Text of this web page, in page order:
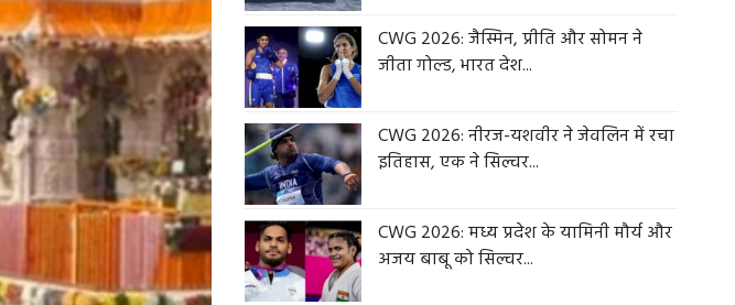
CWG 2026: जैस्मिन, प्रीति और सोमन ने
जीता गोल्ड, भारत देश...
CWG 2026: नीरज-यशवीर ने जेवलिन में रचा
इतिहास, एक ने सिल्वर...
CWG 2026: मध्य प्रदेश के यामिनी मौर्य और
अजय बाबू को सिल्वर...